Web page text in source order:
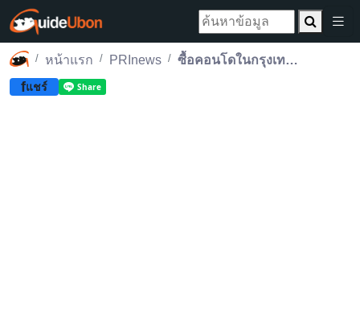
หน้าแรก PRInews ซื้อคอนโดในกรุงเทพฯ ต้องรู้อะไรบ้าง
fแชร์